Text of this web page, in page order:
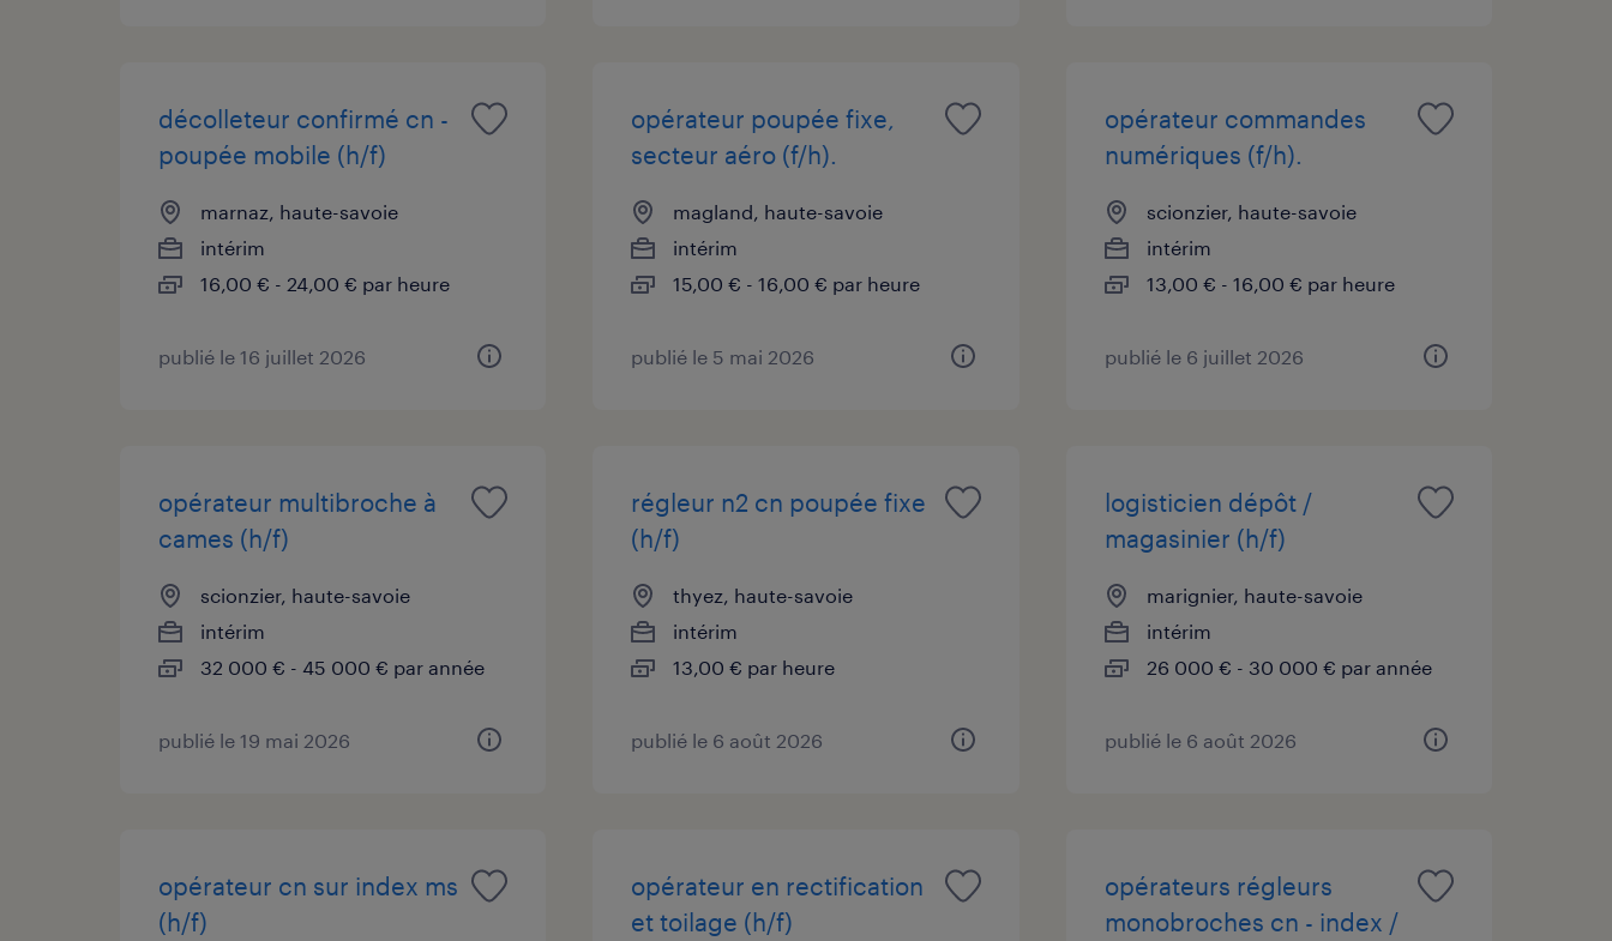
décolleteur confirmé cn -
poupée mobile (h/f)
marnaz, haute-savoie
intérim
16,00 € - 24,00 € par heure
publié le 16 juillet 2026
opérateur poupée fixe,
secteur aéro (f/h).
magland, haute-savoie
intérim
15,00 € - 16,00 € par heure
publié le 5 mai 2026
opérateur commandes
numériques (f/h).
scionzier, haute-savoie
intérim
13,00 € - 16,00 € par heure
publié le 6 juillet 2026
opérateur multibroche à
cames (h/f)
scionzier, haute-savoie
intérim
32 000 € - 45 000 € par année
publié le 19 mai 2026
régleur n2 cn poupée fixe
(h/f)
thyez, haute-savoie
intérim
13,00 € par heure
publié le 6 août 2026
logisticien dépôt /
magasinier (h/f)
marignier, haute-savoie
intérim
26 000 € - 30 000 € par année
publié le 6 août 2026
opérateur cn sur index ms
(h/f)
opérateur en rectification
et toilage (h/f)
opérateurs régleurs
monobroches cn - index /